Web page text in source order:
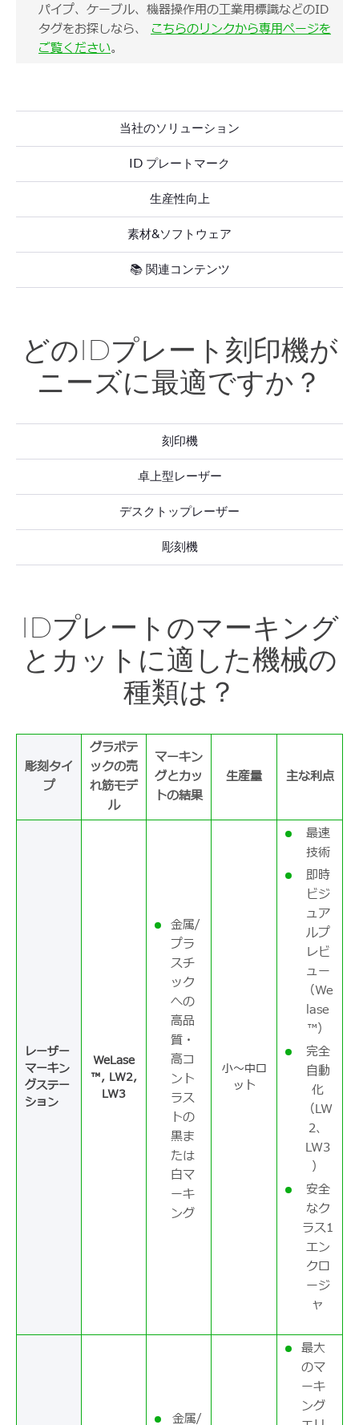
パイプ、ケーブル、機器操作用の工業用標識などのID
タグをお探しなら、 こちらのリンクから専用ページを
ご覧ください。
当社のソリューション
ID プレートマーク
生産性向上
素材&ソフトウェア
📚 関連コンテンツ
どのIDプレート刻印機が
ニーズに最適ですか？
刻印機
卓上型レーザー
デスクトップレーザー
彫刻機
IDプレートのマーキング
とカットに適した機械の
種類は？
彫刻タイ
プ
グラボテ
ックの売
れ筋モデ
ル
マーキン
グとカッ
トの結果
生産量 主な利点
レーザー
マーキン
グステー
ション
WeLase
™, LW2,
LW3
金属/
プラ
スチ
ック
への
高品
質・
高コ
ント
ラス
トの
黒ま
たは
白マ
ーキ
ング
小～中ロ
ット
最速
技術
即時
ビジ
ュア
ルプ
レビ
ュー
（We
lase
™）
完全
自動
化
（LW
2、
LW3
）
安全
なク
ラス1
エン
クロ
ージ
ャ
金属/
最大
のマ
ーキ
ング